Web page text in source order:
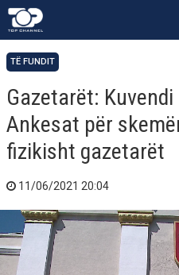
TË FUNDIT
Gazetarët:
Ankesat për
fizikisht gazetarët
11/06/2021 20:04